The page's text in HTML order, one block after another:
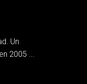
Un
2005 ...